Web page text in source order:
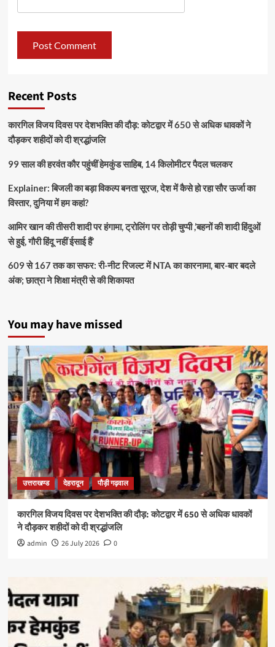
Recent Posts
कारगिल विजय दिवस पर देशभक्ति की दौड़: कोटद्वार में 650 से अधिक धावकों ने
दौड़कर शहीदों को दी श्रद्धांजलि
99 साल की हरवंत कौर पहुंचीं हेमकुंड साहिब, 14 किलोमीटर पैदल चलकर
Explainer: बिजली का बड़ा विकल्प बनता सूरज, देश में कैसे हो रहा सौर ऊर्जा का
विस्तार, दुनिया में हम कहां?
आमिर खान की तीसरी शादी पर हंगामा, ट्रोलिंग पर तोड़ी चुप्पी ,’बहनों की शादी हिंदुओं
से हुई, गौरी हिंदू नहीं ईसाई हैं’
609 से 167 तक का सफर: री-नीट रिजल्ट में NTA का कारनामा, बार-बार बदले
अंक; छात्रा ने शिक्षा मंत्री से की शिकायत
You may have missed
उत्तराखण्ड देहरादून पौड़ी गढ़वाल
कारगिल विजय दिवस पर देशभक्ति की दौड़: कोटद्वार में 650 से अधिक धावकों
ने दौड़कर शहीदों को दी श्रद्धांजलि
admin 26 July 2026 0